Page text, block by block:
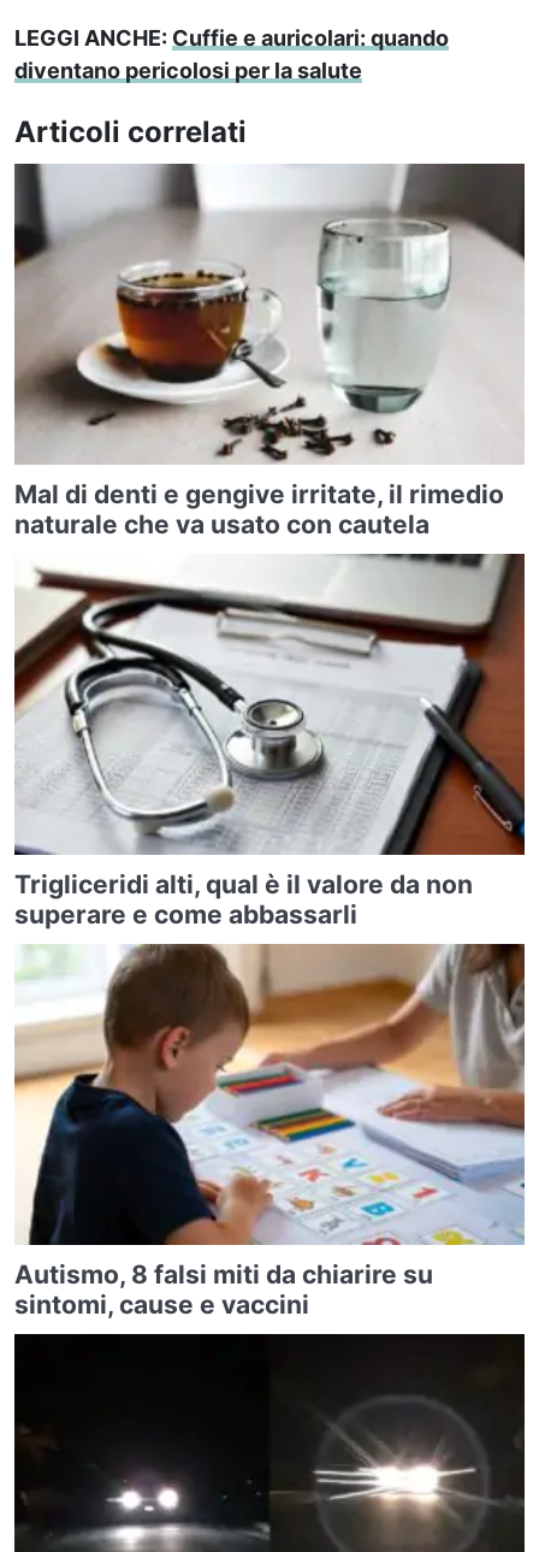
LEGGI ANCHE: Cuffie e auricolari: quando
diventano pericolosi per la salute
Articoli correlati
Mal di denti e gengive irritate, il rimedio
naturale che va usato con cautela
Trigliceridi alti, qual è il valore da non
superare e come abbassarli
Autismo, 8 falsi miti da chiarire su
sintomi, cause e vaccini